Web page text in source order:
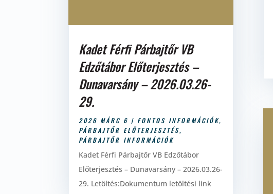
Kadet Férfi Párbajtőr VB
Edzőtábor Előterjesztés –
Dunavarsány – 2026.03.26-
29.
2026 MÁRC 6 | FONTOS INFORMÁCIÓK,
PÁRBAJTŐR ELŐTERJESZTÉS,
PÁRBAJTŐR INFORMÁCIÓK
Kadet Férfi Párbajtőr VB Edzőtábor
Előterjesztés – Dunavarsány – 2026.03.26-
29. Letöltés:Dokumentum letöltési link